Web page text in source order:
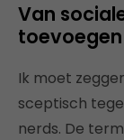
Van
toevoegen
Ik moet
sceptisch
nerds. De